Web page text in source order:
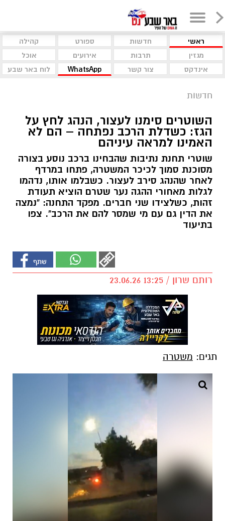
ראשי חדשות ספורט
קהילה
מגזין
תרבות אירועים
אוכל
אינדקס
צור קשר WhatsApp לוח באר שבע
חדשות
השוטרים סימנו לעצור, הנהג לחץ על
הגז: כשדלת הרכב נפתחה – הם לא
האמינו למראה עיניהם
שוטרי תחנת נתיבות שהבחינו ברכב נוסע בצורה
מסוכנת סמוך לכיכר המשטרה, פתחו במרדף
לאחר שהנהג סירב לעצור. כשבלמו אותו, נדהמו
לגלות מאחורי ההגה נער שטרם הוציא תעודת
זהות, כשלצידו שני חברים. מפקד התחנה: "נמצה
את הדין גם עם מי שמסר להם את הרכב". צפו
בתיעוד
רותם שרון / 13:25 23.06.26
תגים: משטרה